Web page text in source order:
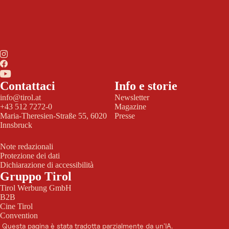
Contattaci
info@tirol.at
+43 512 7272-0
Maria-Theresien-Straße 55, 6020
Innsbruck
Note redazionali
Protezione dei dati
Dichiarazione di accessibilità
Info e storie
Newsletter
Magazine
Presse
Gruppo Tirol
Tirol Werbung GmbH
B2B
Cine Tirol
Convention
Questa pagina è stata tradotta parzialmente da un'IA.